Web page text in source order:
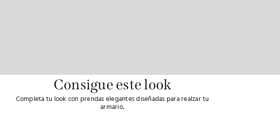
Consigue este look
Completa tu look con prendas elegantes diseñadas para realzar tu
armario.